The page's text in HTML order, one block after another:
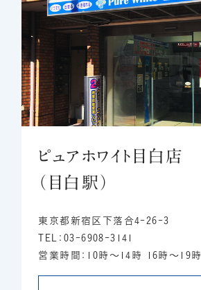
ピュアホワイト目白店
（目白駅）
東京都新宿区下落合4-26-3
TEL：03-6908-3141
営業時間：10時～14時 16時～19時